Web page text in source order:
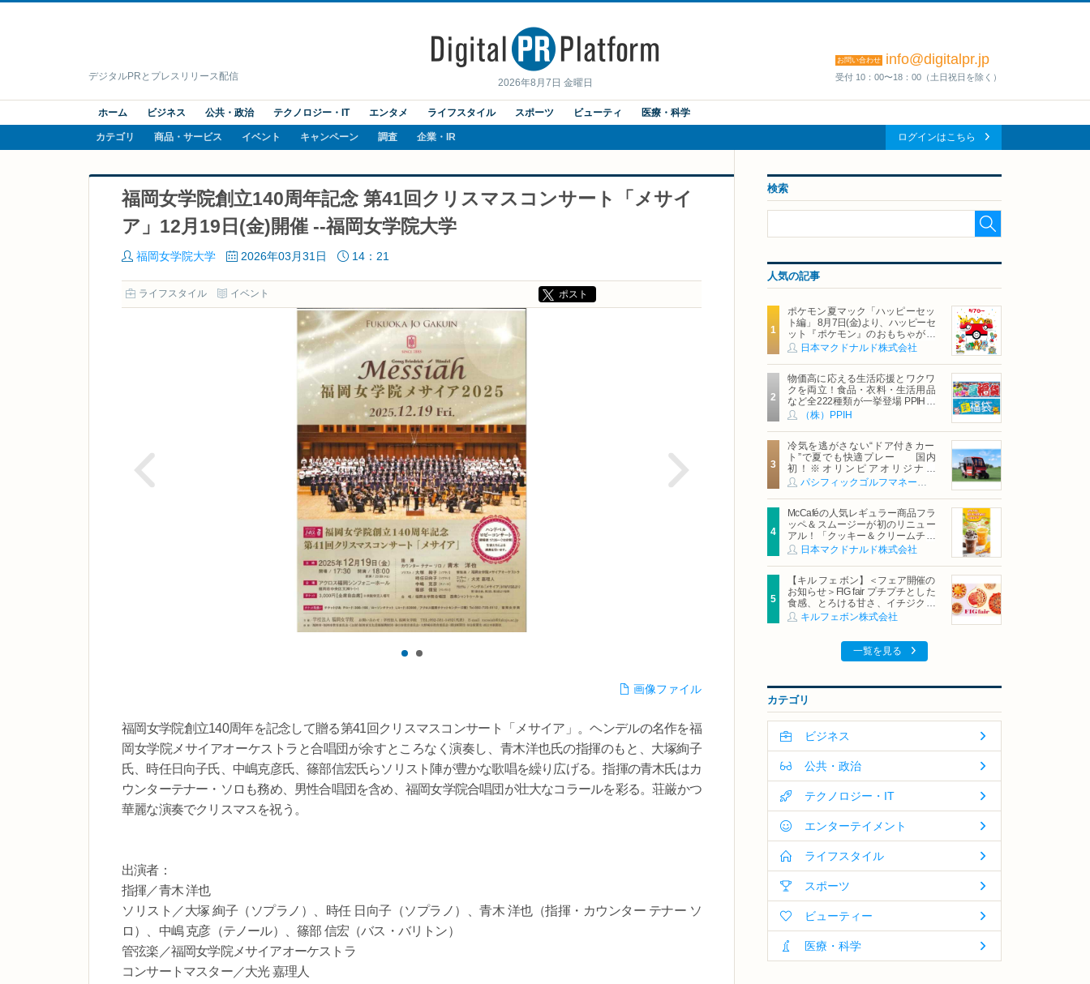
2026年8月7日 金曜日
デジタルPRとプレスリリース配信
お問い合わせ info@digitalpr.jp
受付 10：00〜18：00（土日祝日を除く）
ホーム ビジネス 公共・政治 テクノロジー・IT エンタメ ライフスタイル スポーツ ビューティ 医療・科学
カテゴリ 商品・サービス イベント キャンペーン 調査 企業・IR ログインはこちら
福岡女学院創立140周年記念 第41回クリスマスコンサート「メサイ
ア」12月19日(金)開催 --福岡女学院大学
福岡女学院大学 2026年03月31日 14：21
ライフスタイル イベント ポスト
画像ファイル
福岡女学院創立140周年を記念して贈る第41回クリスマスコンサート「メサイア」。ヘンデルの名作を福
岡女学院メサイアオーケストラと合唱団が余すところなく演奏し、青木洋也氏の指揮のもと、大塚絢子
氏、時任日向子氏、中嶋克彦氏、篠部信宏氏らソリスト陣が豊かな歌唱を繰り広げる。指揮の青木氏はカ
ウンターテナー・ソロも務め、男性合唱団を含め、福岡女学院合唱団が壮大なコラールを彩る。荘厳かつ
華麗な演奏でクリスマスを祝う。
出演者：
指揮／青木 洋也
ソリスト／大塚 絢子（ソプラノ）、時任 日向子（ソプラノ）、青木 洋也（指揮・カウンター テナー ソ
ロ）、中嶋 克彦（テノール）、篠部 信宏（バス・バリトン）
管弦楽／福岡女学院メサイアオーケストラ
コンサートマスター／大光 嘉理人
検索
人気の記事
ポケモン夏マック「ハッピーセッ
ト編」 8月7日(金)より、ハッピーセ
ット『ポケモン』のおもちゃが期
間限定登場
日本マクドナルド株式会社
物価高に応える生活応援とワクワ
クを両立！食品・衣料・生活用品
など全222種類が一挙登場 PPIHグ
ループ「夏福袋」＆セール 8月6日
(木)より順次スタート
（株）PPIH
冷気を逃がさない“ドア付きカー
ト”で夏でも快適プレー 国内
初！※オリンピアオリジナル
「AirCon Cart（エアコンカー
ト）」導入 | ＰＧＭ
McCaféの人気レギュラー商品フラ
ッペ＆スムージーが初のリニュー
アル！「クッキー＆クリームチョ
コフラッペ」「マンゴースムージ
ー」8月5日（水）から販売開始
日本マクドナルド株式会社
【キル フェ ボン】＜フェア開催の
お知らせ＞FIG fair プチプチとした
食感、とろける甘さ、イチジクの
魅力をたっぷりと。新作を含め、
イチジク尽くしの全4種が登場8月
キルフェボン株式会社
一覧を見る
カテゴリ
ビジネス
公共・政治
テクノロジー・IT
エンターテイメント
ライフスタイル
スポーツ
ビューティー
医療・科学